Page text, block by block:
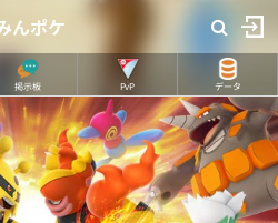
んポケ
掲示板 PvP データ